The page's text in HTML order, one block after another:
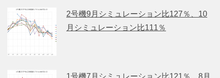
2号機9月シミュレーション比127％、10
月シミュレーション比111％